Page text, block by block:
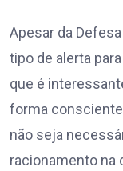
Apesar da
tipo de alerta
que é
forma
não seja
racionamento na